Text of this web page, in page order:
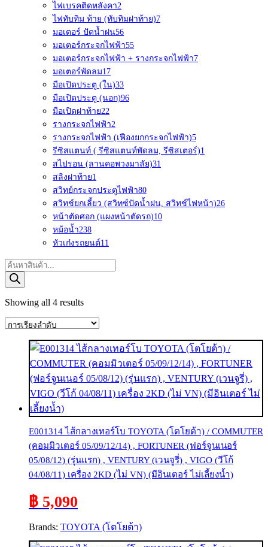
ไฟเบรคติดหลังคา2
ไฟทับทิม ท้าย (ทับทิมฝาท้าย)7
มอเตอร์ ปัดน้ำฝน56
มอเตอร์กระจกไฟฟ้า55
มอเตอร์กระจกไฟฟ้า + รางกระจกไฟฟ้า7
มอเตอร์พัดลม17
มือเปิดประตู (ใน)33
มือเปิดประตู (นอก)96
มือเปิดฝาท้าย22
รางกระจกไฟฟ้า2
รางกระจกไฟฟ้า (เฟืองยกกระจกไฟฟ้า)5
รีซิสแตนท์ ( รีซิสแตนท์พัดลม, รีซิสเตอร์)1
สไปรอน (ลานคอพวงมาลัย)31
สลิงฝาท้าย1
สวิทย์กระจกประตูไฟฟ้า80
สวิทช์ยกเลี้ยว (สวิทซ์ปัดน้ำฝน, สวิทช์ไฟหน้า)26
หน้าตัดศอก (แผงหน้าตัดรถ)10
หม้อน้ำ238
หัวเก๋งรถยนต์11
Products
search
Showing all 4 results
E001314 ไส้กลางเทอร์โบ TOYOTA (โตโยต้า) / COMMUTER
(คอมมิวเตอร์ 05/09/12/14) , FORTUNER (ฟอร์จูนเนอร์
05/08/12) (รุ่นแรก) , VENTURY (เวนจูรี่) , VIGO (วีโก้
04/08/11) เครื่อง 2KD (ไม่ VN) (มีอินเตอร์ ไม่เลี้ยงน้ำ)
฿ 5,090
Brands: TOYOTA (โตโยต้า)